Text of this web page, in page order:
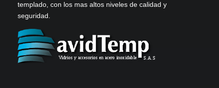
templado, con los mas altos niveles de calidad y
seguridad